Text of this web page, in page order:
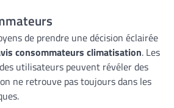
de prendre une décision éclairée
consommateurs climatisation. Les
utilisateurs peuvent révéler des
ne retrouve pas toujours dans les